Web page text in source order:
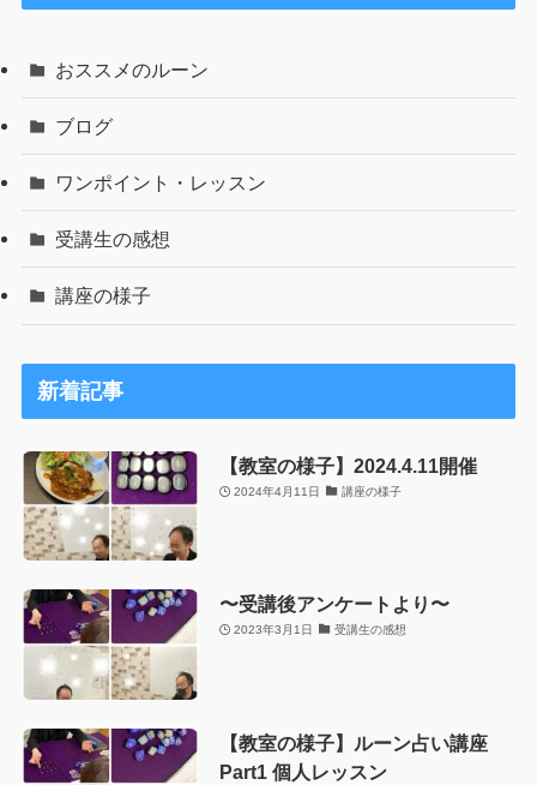
おススメのルーン
ブログ
ワンポイント・レッスン
受講生の感想
講座の様子
新着記事
【教室の様子】2024.4.11開催
2024年4月11日 講座の様子
〜受講後アンケートより〜
2023年3月1日 受講生の感想
【教室の様子】ルーン占い講座
Part1 個人レッスン